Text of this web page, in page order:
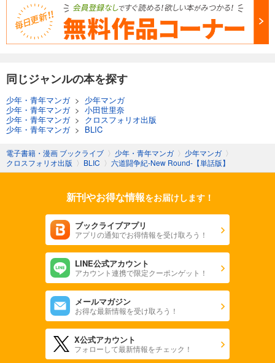
同じジャンルの本を探す
少年・青年マンガ> 少年マンガ
少年・青年マンガ> 小田世里奈
少年・青年マンガ> クロスフォリオ出版
少年・青年マンガ> BLIC
電子書籍・漫画 ブックライブ 〉 少年・青年マンガ 〉 少年マンガ 〉
クロスフォリオ出版 〉 BLIC 〉 六道闘争紀-New Round-【単話版】
新刊やお得な情報をお届けします！
ブックライブアプリ
アプリの通知でお得情報を受け取ろう！
LINE公式アカウント
アカウント連携で限定クーポンゲット！
メールマガジン
お得な最新情報を受け取ろう！
X公式アカウント
フォローして最新情報をチェック！